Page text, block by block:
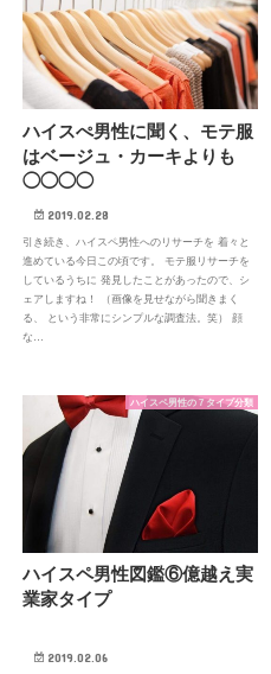
ハイスぺ男性に聞く、モテ服
はベージュ・カーキよりも
◯◯◯◯
2019.02.28
引き続き、ハイスペ男性へのリサーチを 着々と
進めている今日この頃です。 モテ服リサーチを
しているうちに 発見したことがあったので、シ
ェアしますね！ （画像を見せながら聞きまく
る、 という非常にシンプルな調査法。笑） 顔
な…
ハイスペ男性の７タイプ分類
ハイスペ男性図鑑⑥億越え実
業家タイプ
2019.02.06